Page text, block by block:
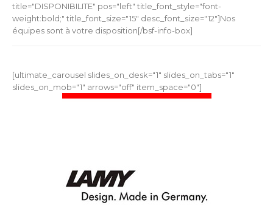
title="DISPONIBILITE" pos="left" title_font_style="font-
weight:bold;" title_font_size="15" desc_font_size="12"]Nos
équipes sont à votre disposition[/bsf-info-box]
[ultimate_carousel slides_on_desk="1" slides_on_tabs="1"
slides_on_mob="1" arrows="off" item_space="0"]